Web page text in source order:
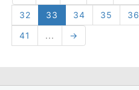
32
33 34 35 36
41
... →